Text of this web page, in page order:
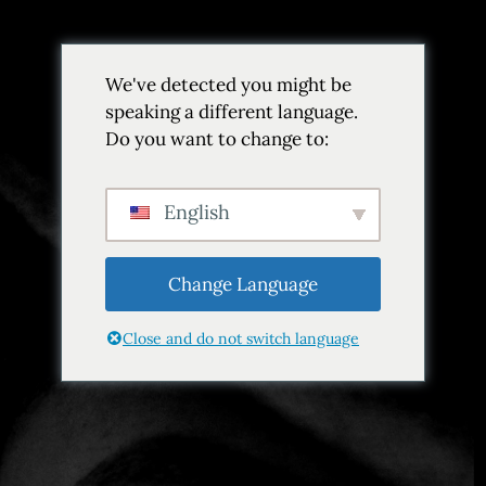
Etiqueta: Helados artesanales
We've detected you might be
speaking a different language.
Do you want to change to:
English
Change Language
Close and do not switch language